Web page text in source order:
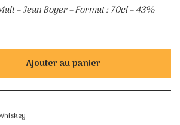
– Jean Boyer – Format : 70cl – 43%
Ajouter au panier